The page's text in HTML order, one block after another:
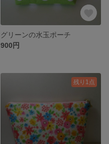
グリーンの水玉ポーチ
900円
残り1点